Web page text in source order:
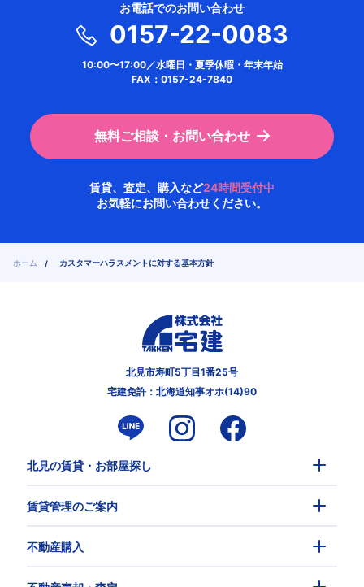
お電話でのお問い合わせ
0157-22-0083
10:00〜17:00／水曜日・夏季休暇・年末年始
FAX：0157-24-7840
無料ご相談・お問い合わせ
賃貸、査定、購入など24時間受付中
お気軽にお問い合わせください。
ホーム カスタマーハラスメントに対する基本方針
北見市寿町5丁目1番25号
宅建免許：北海道知事オホ(14)90
北見の賃貸・お部屋探し
賃貸管理のご案内
不動産購入